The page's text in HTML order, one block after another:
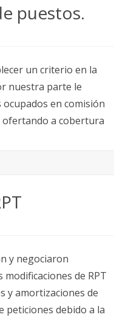
puestos.
un criterio en la
nuestra parte le
en comisión
ofertando a cobertura
y negociaron
de RPT
y amortizaciones de
peticiones debido a la